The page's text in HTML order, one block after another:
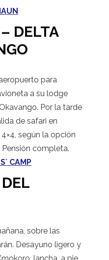
DELTA
para
a su lodge
Por la tarde
de safari en
según la opción
completa.
CAMP
sobre las
Desayuno ligero y